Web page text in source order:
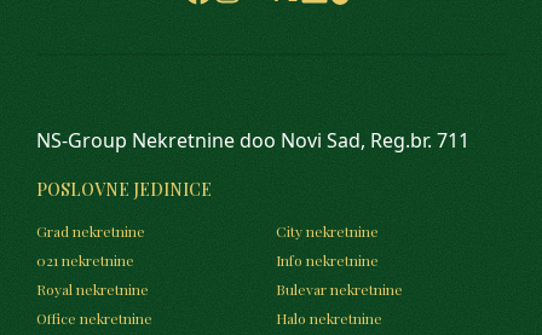
NS-Group Nekretnine doo Novi Sad, Reg.br. 711
POSLOVNE JEDINICE
Grad nekretnine
City nekretnine
021 nekretnine
Info nekretnine
Royal nekretnine
Bulevar nekretnine
Office nekretnine
Halo nekretnine